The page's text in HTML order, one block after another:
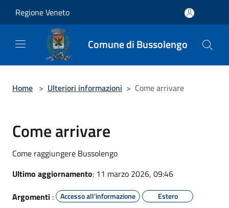
Regione Veneto
Comune di Bussolengo
Home > Ulteriori informazioni > Come arrivare
Come arrivare
Come raggiungere Bussolengo
Ultimo aggiornamento: 11 marzo 2026, 09:46
Argomenti : Accesso all'informazione
Estero